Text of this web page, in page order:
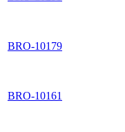
BRO-10179
BRO-10161